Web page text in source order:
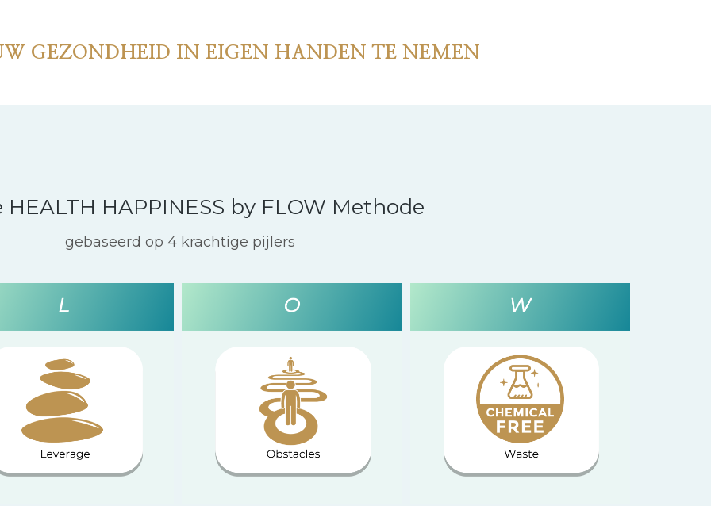
GEZONDHEID IN EIGEN HANDEN TE NEMEN
HEALTH HAPPINESS by FLOW Methode
gebaseerd op 4 krachtige pijlers